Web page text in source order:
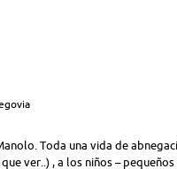
Toda una vida de
ver..) , a los niños –